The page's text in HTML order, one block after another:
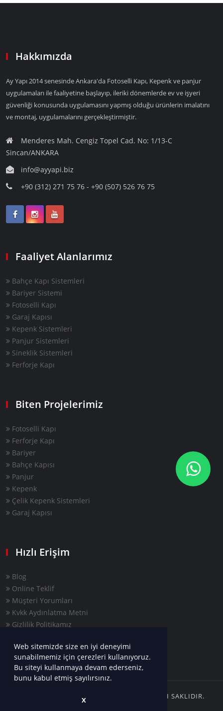
Web sitemizde size en iyi deneyimi
sunabilmemiz için çerezleri kullanıyoruz.
Bu siteyi kullanmaya devam ederseniz,
bunu kabul etmiş sayılırsınız.
X
Hakkımızda
Ay Yapı 2014 senesinde Ankara'da Fotoselli Kapı, Kepenk ve panjur
uygulamaları ile faaliyetine başlayıp, ileriki dönemlerde ev ve işyeri
güvenliği konusunda uygulamasını yapmış olduğu ürünlerin imalatını
ve montaj, uygulamalarını gerçekleştirmiştir.
Menderes Mah. Cengiz Topel Cad. No: 1/13-C
Sincan/ANKARA
info@ayyapi.biz
+90 (312) 271 75 76 - +90 (507) 526 76 75
Faaliyet Alanlarımız
Bahçe Kapı Sistemleri
Bariyer Sistemi
Fotoselli Kapı
Garaj Kapısı
Kepenk Sistemleri
Panjur Sistemleri
Sineklik Sistemleri
Ferforje Kapı
Biten Projelerimiz
Fotoselli Kapı
Ferforje Kapı
Bariyer
Bahçe Kapısı
Panjur
Kepenk
Çelik Kepenk Sistemleri
Garaj Kapısı
Hızlı Erişim
Blog
Online Teklif
Müşteri Yorumları
Kvkk Aydınlatma Metni
Gizlilik Politikamız
COPYRIGHTS © 2022 AYYAPI | TÜM HAKLARI SAKLIDIR.